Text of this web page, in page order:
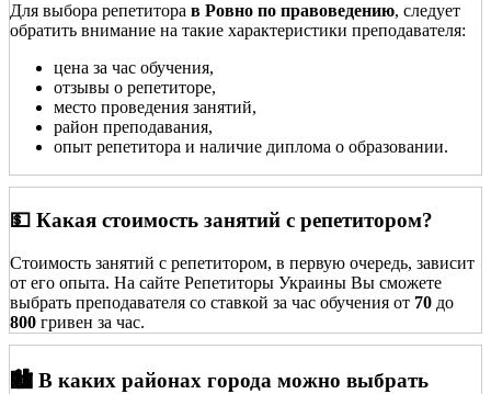
Для выбора репетитора в Ровно по правоведению, следует
обратить внимание на такие характеристики преподавателя:
цена за час обучения,
отзывы о репетиторе,
место проведения занятий,
район преподавания,
опыт репетитора и наличие диплома о образовании.
💵 Какая стоимость занятий с репетитором?
Стоимость занятий с репетитором, в первую очередь, зависит
от его опыта. На сайте Репетиторы Украины Вы сможете
выбрать преподавателя со ставкой за час обучения от 70 до
800 гривен за час.
🏙️ В каких районах города можно выбрать